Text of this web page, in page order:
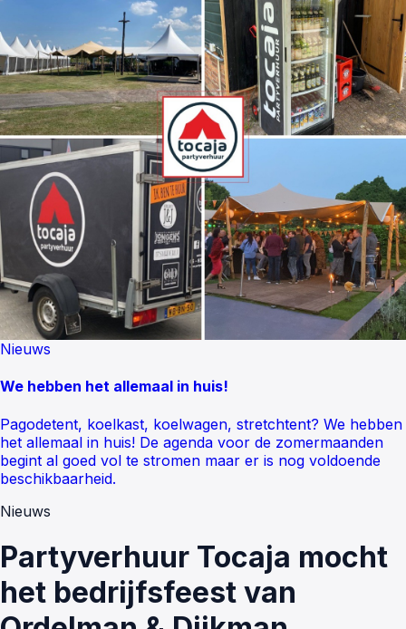
Nieuws
We hebben het allemaal in huis!
Pagodetent, koelkast, koelwagen, stretchtent? We hebben
het allemaal in huis! De agenda voor de zomermaanden
begint al goed vol te stromen maar er is nog voldoende
beschikbaarheid.
Nieuws
Partyverhuur Tocaja mocht
het bedrijfsfeest van